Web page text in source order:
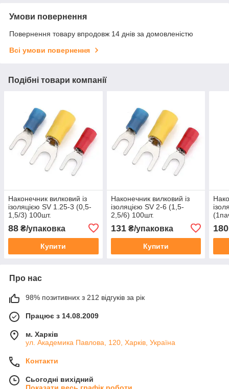
Умови повернення
Повернення товару впродовж 14 днів за домовленістю
Всі умови повернення
Подібні товари компанії
Наконечник вилковий із
ізоляцією SV 1.25-3 (0,5-
1,5/3) 100шт.
88 ₴/упаковка
Купити
Наконечник вилковий із
ізоляцією SV 2-6 (1,5-
2,5/6) 100шт.
131₴/упаковка
Купити
180
Про нас
98% позитивних з 212 відгуків за рік
Працює з 14.08.2009
м. Харків
ул. Академика Павлова, 120, Харків, Україна
Контакти
Сьогодні вихідний
Показати весь графік роботи